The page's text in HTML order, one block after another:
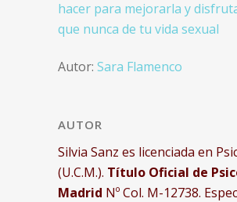
hacer para mejorarla y
que nunca de tu vida sexual
Autor: Sara Flamenco
AUTOR
Silvia Sanz es licenciada en
(U.C.M.). Título Oficial de
Madrid Nº Col. M-12738.